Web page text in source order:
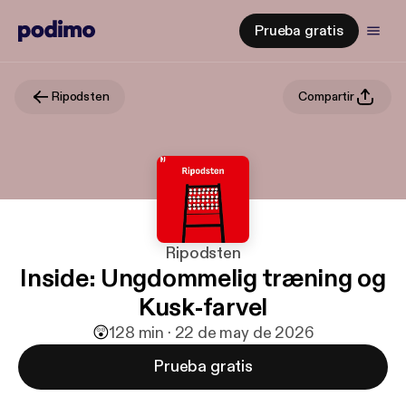
Prueba gratis
Ripodsten Compartir
Ripodsten
Inside: Ungdommelig træning og
Kusk-farvel
😲128 min · 22 de may de 2026
Prueba gratis